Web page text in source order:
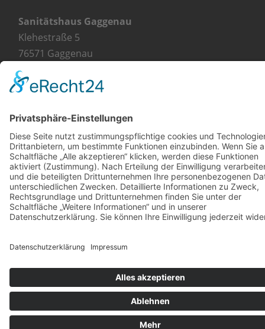
Sanitätshaus Gaggenau
Klehestraße 5
76571 Gaggenau
+49 (0) 7225 987 79 30
© Copyright 2023 - Orthopädie Wurst
Kontakt Impressum Datenschutzerklärung
Diese Website ist mit viel ❤ von werbekueche.com